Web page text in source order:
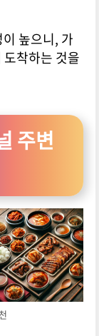
높으니, 가
착하는 것을
주변